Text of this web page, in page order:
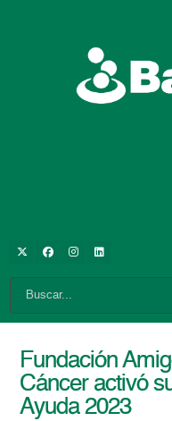
Fundación
Cáncer activó
Ayuda 2023